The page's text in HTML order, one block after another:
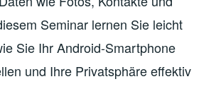
Seminar lernen Sie leicht
Sie Ihr Android-Smartphone
und Ihre Privatsphäre effektiv